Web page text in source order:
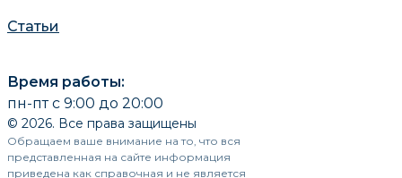
Статьи
Время работы:
пн-пт с 9:00 до 20:00
© 2026. Все права защищены
Обращаем ваше внимание на то, что вся
представленная на сайте информация
приведена как справочная и не является